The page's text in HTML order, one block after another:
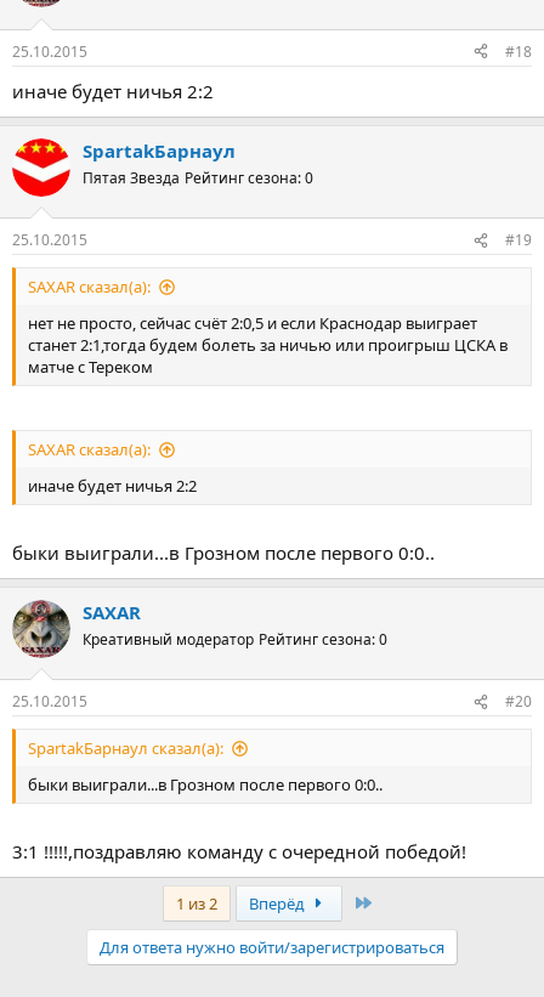
25.10.2015 #18
иначе будет ничья 2:2
SpartakБарнаул
Пятая Звезда Рейтинг сезона: 0
25.10.2015 #19
SAXAR сказал(а):
нет не просто, сейчас счёт 2:0,5 и если Краснодар выиграет
станет 2:1,тогда будем болеть за ничью или проигрыш ЦСКА в
матче с Тереком
SAXAR сказал(а):
иначе будет ничья 2:2
быки выиграли...в Грозном после первого 0:0..
SAXAR
Креативный модератор Рейтинг сезона: 0
25.10.2015 #20
SpartakБарнаул сказал(а):
быки выиграли...в Грозном после первого 0:0..
3:1 !!!!!,поздравляю команду с очередной победой!
1 из 2 Вперёд
Для ответа нужно войти/зарегистрироваться